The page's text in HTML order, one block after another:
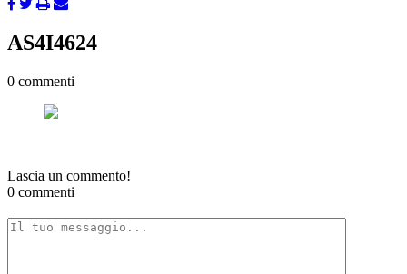
AS4I4624
0 commenti
Lascia un commento!
0 commenti